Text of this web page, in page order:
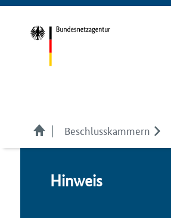
Beschlusskammern
Hin­weis